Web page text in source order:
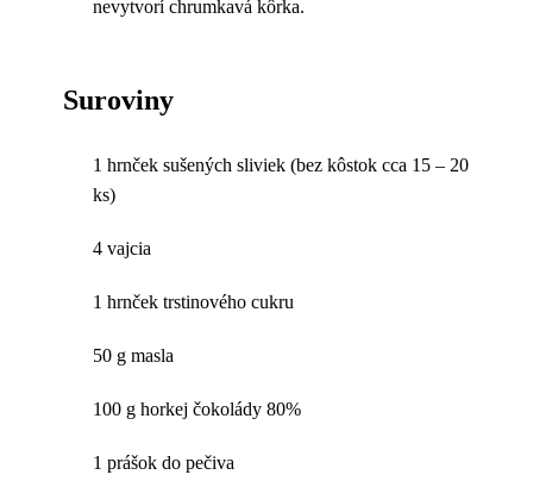
nevytvorí chrumkavá kôrka.
Suroviny
1 hrnček sušených sliviek (bez kôstok cca 15 – 20
ks)
4 vajcia
1 hrnček trstinového cukru
50 g masla
100 g horkej čokolády 80%
1 prášok do pečiva